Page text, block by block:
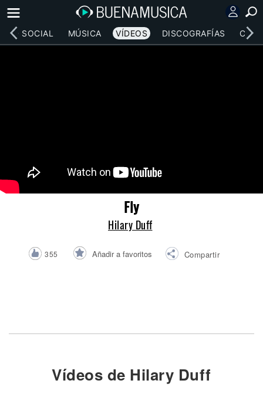
RED SOCIAL MÚSICA VÍDEOS DISCOGRAFÍAS
Fly
Hilary Duff
355 Añadir a favoritos Compartir
Vídeos de Hilary Duff